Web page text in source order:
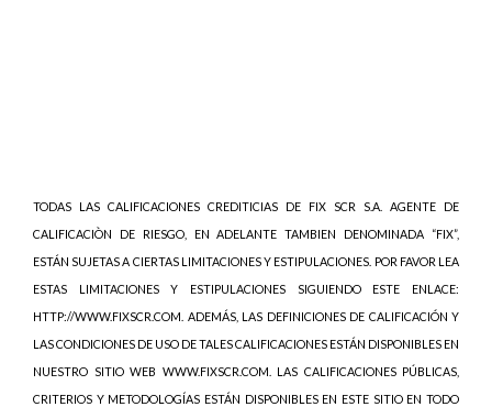
TODAS LAS CALIFICACIONES CREDITICIAS DE FIX SCR S.A. AGENTE DE
CALIFICACIÒN DE RIESGO, EN ADELANTE TAMBIEN DENOMINADA “FIX”,
ESTÁN SUJETAS A CIERTAS LIMITACIONES Y ESTIPULACIONES. POR FAVOR LEA
ESTAS LIMITACIONES Y ESTIPULACIONES SIGUIENDO ESTE ENLACE:
HTTP://WWW.FIXSCR.COM. ADEMÁS, LAS DEFINICIONES DE CALIFICACIÓN Y
LAS CONDICIONES DE USO DE TALES CALIFICACIONES ESTÁN DISPONIBLES EN
NUESTRO SITIO WEB WWW.FIXSCR.COM. LAS CALIFICACIONES PÚBLICAS,
CRITERIOS Y METODOLOGÍAS ESTÁN DISPONIBLES EN ESTE SITIO EN TODO